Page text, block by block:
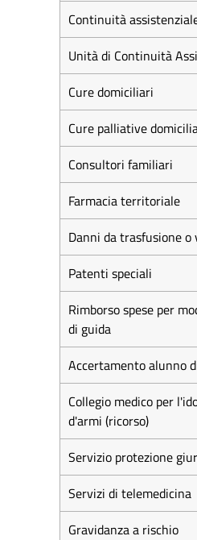
Continuità
Unità di Continuità
Cure domiciliari
Cure palliative
Consultori familiari
Farmacia territoriale
Danni da trasfusione o
Patenti speciali
Rimborso spese per
di guida
Accertamento alunno
Collegio medico per
d'armi (ricorso)
Servizio protezione
Servizi di telemedicina
Gravidanza a rischio